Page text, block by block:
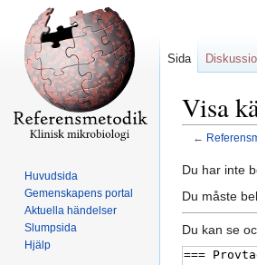
Visa
←
Hoppa
till
Hoppa
till
Du har inte
Du måste
Du kan se
Sida
Huvudsida
Gemenskapens portal
Aktuella händelser
Slumpsida
Hjälp